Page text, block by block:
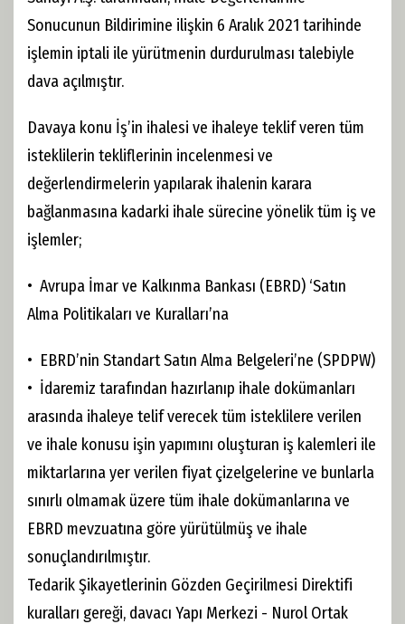
Sonucunun Bildirimine ilişkin 6 Aralık 2021 tarihinde
işlemin iptali ile yürütmenin durdurulması talebiyle
dava açılmıştır.
Davaya konu İş’in ihalesi ve ihaleye teklif veren tüm
isteklilerin tekliflerinin incelenmesi ve
değerlendirmelerin yapılarak ihalenin karara
bağlanmasına kadarki ihale sürecine yönelik tüm iş ve
işlemler;
• Avrupa İmar ve Kalkınma Bankası (EBRD) ‘Satın
Alma Politikaları ve Kuralları’na
• EBRD’nin Standart Satın Alma Belgeleri’ne (SPDPW)
• İdaremiz tarafından hazırlanıp ihale dokümanları
arasında ihaleye telif verecek tüm isteklilere verilen
ve ihale konusu işin yapımını oluşturan iş kalemleri ile
miktarlarına yer verilen fiyat çizelgelerine ve bunlarla
sınırlı olmamak üzere tüm ihale dokümanlarına ve
EBRD mevzuatına göre yürütülmüş ve ihale
sonuçlandırılmıştır.
Tedarik Şikayetlerinin Gözden Geçirilmesi Direktifi
kuralları gereği, davacı Yapı Merkezi - Nurol Ortak